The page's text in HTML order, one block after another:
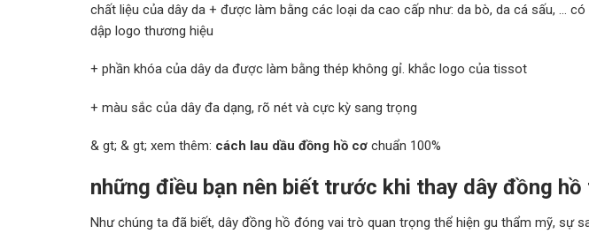
chất liệu của dây da + được làm bằng các loại da cao cấp như: da bò, da cá sấu, …
dập logo thương hiệu
+ phần khóa của dây da được làm bằng thép không gỉ. khắc logo của tissot
+ màu sắc của dây đa dạng, rõ nét và cực kỳ sang trọng
& gt; & gt; xem thêm: cách lau dầu đồng hồ cơ chuẩn 100%
những điều bạn nên biết trước khi thay dây đồng
Như chúng ta đã biết, dây đồng hồ đóng vai trò quan trọng thể hiện gu thẩm mỹ, sự